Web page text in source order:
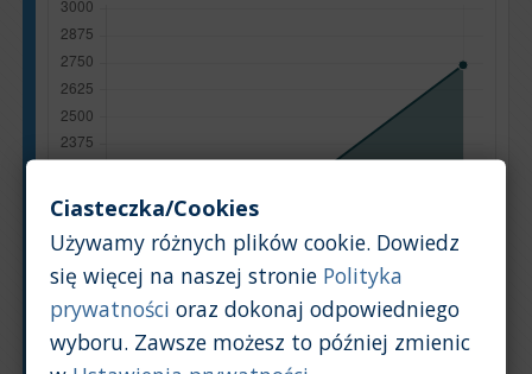
Ciasteczka/Cookies
Używamy różnych plików cookie. Dowiedz
się więcej na naszej stronie Polityka
prywatności oraz dokonaj odpowiedniego
wyboru. Zawsze możesz to później zmienic